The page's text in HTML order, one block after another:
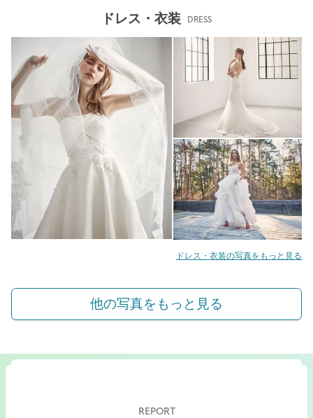
ドレス・衣装 DRESS
ドレス・衣装の写真をもっと見る
他の写真をもっと見る
REPORT